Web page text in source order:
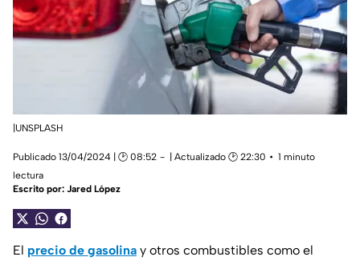
|UNSPLASH
Publicado 13/04/2024 | 🕑 08:52 | Actualizado 🕑 22:30
1 minuto
lectura
Escrito por: Jared López
El precio de gasolina y otros combustibles como el